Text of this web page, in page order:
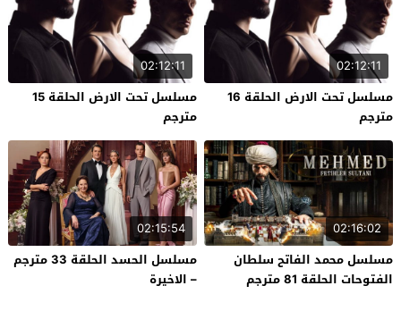
02:12:11
مسلسل تحت الارض الحلقة 16
مترجم
02:12:11
مسلسل تحت الارض الحلقة 15
مترجم
02:16:02
مسلسل محمد الفاتح سلطان
الفتوحات الحلقة 81 مترجم
02:15:54
مسلسل الحسد الحلقة 33 مترجم
– الاخيرة